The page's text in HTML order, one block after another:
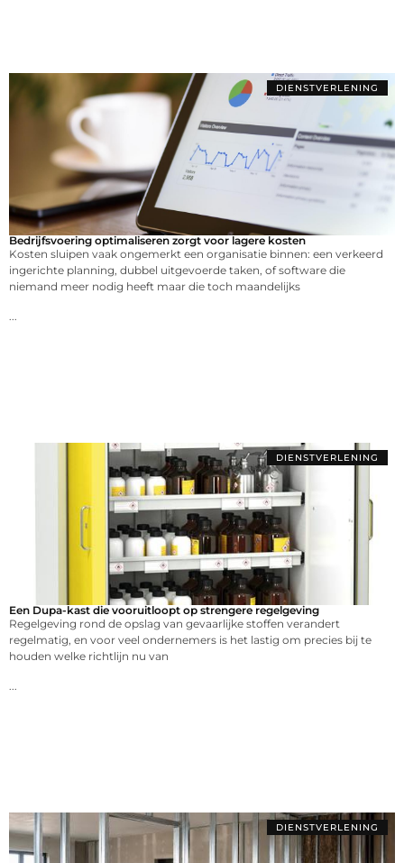
DIENSTVERLENING
Bedrijfsvoering optimaliseren zorgt voor lagere kosten
Kosten sluipen vaak ongemerkt een organisatie binnen: een verkeerd
ingerichte planning, dubbel uitgevoerde taken, of software die
niemand meer nodig heeft maar die toch maandelijks
DIENSTVERLENING
Een Dupa-kast die vooruitloopt op strengere regelgeving
Regelgeving rond de opslag van gevaarlijke stoffen verandert
regelmatig, en voor veel ondernemers is het lastig om precies bij te
houden welke richtlijn nu van
DIENSTVERLENING